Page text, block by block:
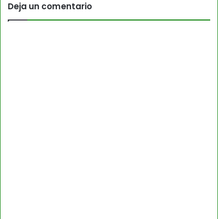
Deja un comentario